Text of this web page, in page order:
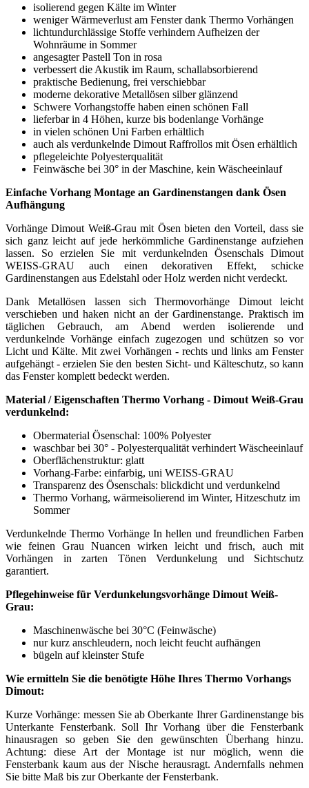
isolierend gegen Kälte im Winter
weniger Wärmeverlust am Fenster dank Thermo Vorhängen
lichtundurchlässige Stoffe verhindern Aufheizen der
Wohnräume in Sommer
angesagter Pastell Ton in rosa
verbessert die Akustik im Raum, schallabsorbierend
praktische Bedienung, frei verschiebbar
moderne dekorative Metallösen silber glänzend
Schwere Vorhangstoffe haben einen schönen Fall
lieferbar in 4 Höhen, kurze bis bodenlange Vorhänge
in vielen schönen Uni Farben erhältlich
auch als verdunkelnde Dimout Raffrollos mit Ösen erhältlich
pflegeleichte Polyesterqualität
Feinwäsche bei 30° in der Maschine, kein Wäscheeinlauf
Einfache Vorhang Montage an Gardinenstangen dank Ösen
Aufhängung
Vorhänge Dimout Weiß-Grau mit Ösen bieten den Vorteil, dass sie
sich ganz leicht auf jede herkömmliche Gardinenstange aufziehen
lassen. So erzielen Sie mit verdunkelnden Ösenschals Dimout
WEISS-GRAU auch einen dekorativen Effekt, schicke
Gardinenstangen aus Edelstahl oder Holz werden nicht verdeckt.
Dank Metallösen lassen sich Thermovorhänge Dimout leicht
verschieben und haken nicht an der Gardinenstange. Praktisch im
täglichen Gebrauch, am Abend werden isolierende und
verdunkelnde Vorhänge einfach zugezogen und schützen so vor
Licht und Kälte. Mit zwei Vorhängen - rechts und links am Fenster
aufgehängt - erzielen Sie den besten Sicht- und Kälteschutz, so kann
das Fenster komplett bedeckt werden.
Material / Eigenschaften Thermo Vorhang - Dimout Weiß-Grau
verdunkelnd:
Obermaterial Ösenschal: 100% Polyester
waschbar bei 30° - Polyesterqualität verhindert Wäscheeinlauf
Oberflächenstruktur: glatt
Vorhang-Farbe: einfarbig, uni WEISS-GRAU
Transparenz des Ösenschals: blickdicht und verdunkelnd
Thermo Vorhang, wärmeisolierend im Winter, Hitzeschutz im
Sommer
Verdunkelnde Thermo Vorhänge In hellen und freundlichen Farben
wie feinen Grau Nuancen wirken leicht und frisch, auch mit
Vorhängen in zarten Tönen Verdunkelung und Sichtschutz
garantiert.
Pflegehinweise für Verdunkelungsvorhänge Dimout Weiß-
Grau:
Maschinenwäsche bei 30°C (Feinwäsche)
nur kurz anschleudern, noch leicht feucht aufhängen
bügeln auf kleinster Stufe
Wie ermitteln Sie die benötigte Höhe Ihres Thermo Vorhangs
Dimout:
Kurze Vorhänge: messen Sie ab Oberkante Ihrer Gardinenstange bis
Unterkante Fensterbank. Soll Ihr Vorhang über die Fensterbank
hinausragen so geben Sie den gewünschten Überhang hinzu.
Achtung: diese Art der Montage ist nur möglich, wenn die
Fensterbank kaum aus der Nische herausragt. Andernfalls nehmen
Sie bitte Maß bis zur Oberkante der Fensterbank.